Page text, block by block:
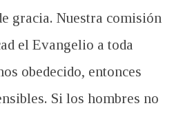
gracia. Nuestra comisión
el Evangelio a toda
obedecido, entonces
Si los hombres no